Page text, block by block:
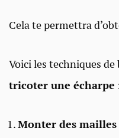
Cela te permettra
Voici les techniques
tricoter une écharpe
Monter des mailles